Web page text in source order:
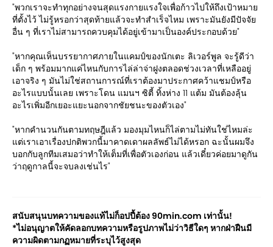
"พวกเราจะทำทุกอย่างจนสุดแรงกายแรงใจเพื่อก้าวไปให้ถึงเป้าหมาย
ที่ตั้งไว้ ไม่รู้หรอกว่าสุดท้ายแล้วจะทำสำเร็จไหม เพราะมันยังมีปัจจัย
อื่น ๆ ที่เราไม่สามารถควบคุมได้อยู่เข้ามาเป็นองค์ประกอบด้วย"
"หากคุณเห็นบรรยากาศภายในแคมป์ของนักเตะ ลิเวอร์พูล จะรู้ดีว่า
เด็ก ๆ พร้อมมากแค่ไหนกับการไล่ล่าจ่าฝูงตลอดช่วงเวลาที่เหลืออยู่
เอาจริง ๆ มันไม่ใช่สถานการณ์ที่เราต้องมาประกาศคว้าแชมป์หรือ
อะไรแบบนั้นเลย เพราะโดน แมนฯ ซิตี้ ทิ้งห่าง 11 แต้ม มันต้องลุ้น
อะไรเพิ่มอีกเยอะแยะนอกจากชัยชนะของตัวเอง"
"หากคำนวนกันตามทฤษฎีแล้ว มองมุมไหนก็ไล่ตามไม่ทันใช่ไหมล่ะ
แต่เราเอาเรื่องปกติพวกนี้มาคาดเดาผลลัพธ์ไม่ได้หรอก ฉะนั้นผมจึง
บอกกับลูกทีมเสมอว่าทำให้เต็มที่เพื่อตัวเองก่อน แล้วเดี๋ยวค่อยมาดูกัน
ว่าฤดูกาลนี้จะจบลงเช่นไร"
สนับสนุนบทความของแท้ไม่ก็อปปี้ต้อง 90min.com เท่านั้น!
*ไม่อนุญาตให้คัดลอกบทความหรือรูปภาพไม่ว่าวิธีใดๆ หากฝ่าฝืนมี
ความผิดตามกฏหมายที่ระบุไว้สูงสุด